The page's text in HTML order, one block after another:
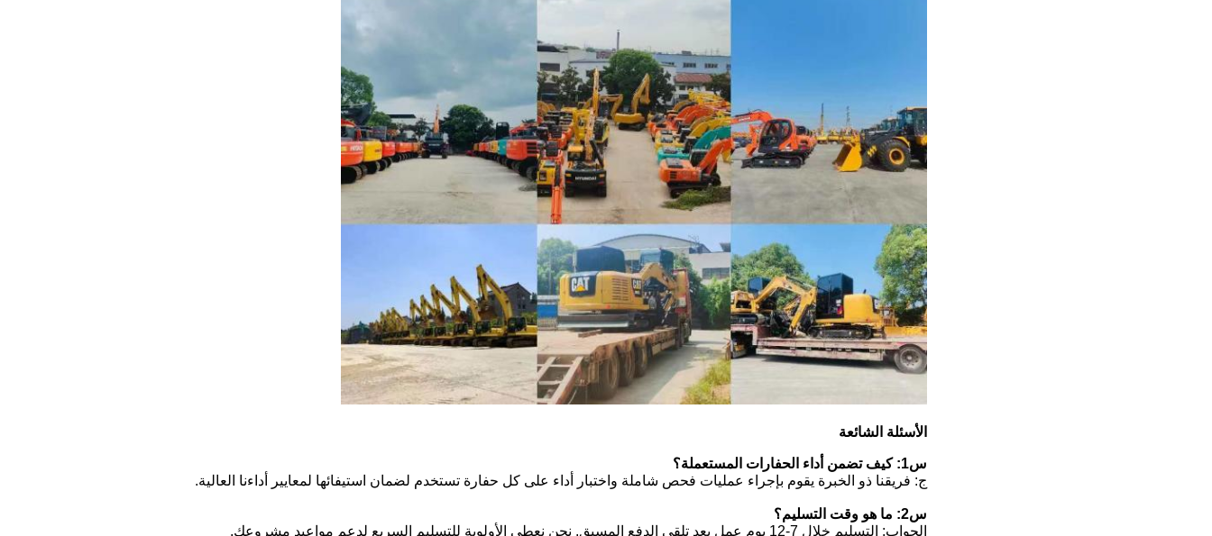
الأسئلة الشائعة
س1: كيف تضمن أداء الحفارات المستعملة؟
ج: فريقنا ذو الخبرة يقوم بإجراء عمليات فحص شاملة واختبار أداء على كل حفارة تستخدم لضمان استيفائها لمعايير أداءنا العالية.
س2: ما هو وقت التسليم؟
الجواب: التسليم خلال 7-12 يوم عمل بعد تلقي الدفع المسبق. نحن نعطي الأولوية للتسليم السريع لدعم مواعيد مشروعك.